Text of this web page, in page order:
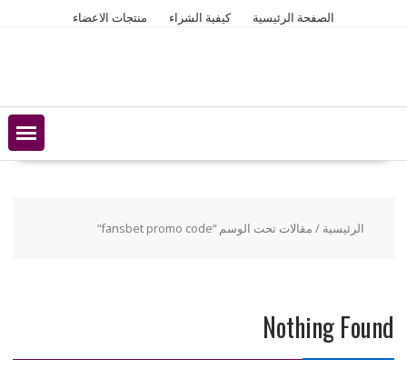
الصفحة الرئيسية كيفية الشراء منتجات الاعضاء
الرئيسية / مقالات تحت الوسم “fansbet promo code”
Nothing Found